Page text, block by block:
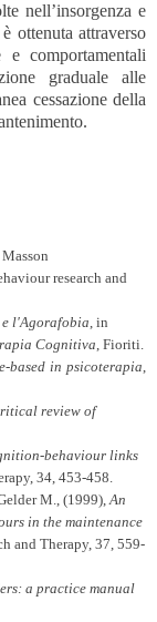
nell’insorgenza e
ottenuta attraverso
comportamentali
graduale alle
cessazione della
Masson
research and
l'Agorafobia, in
Cognitiva, Fioriti.
based in psicoterapia,
review of
behaviour links
34, 453-458.
M., (1999),An
in the maintenance
and Therapy, 37, 559-
a practice manual